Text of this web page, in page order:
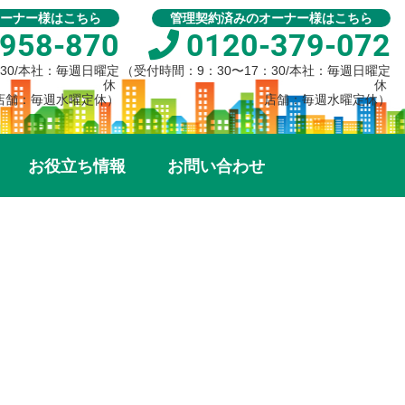
ナー様はこちら
870
本社：毎週日曜定
休
舗：毎週水曜定休）
管理契約済みのオーナー様はこちら
0120-379-072
（受付時間：9：30〜17：30/本社：毎週日曜定
休
店舗：毎週水曜定休）
お役立ち情報 お問い合わせ